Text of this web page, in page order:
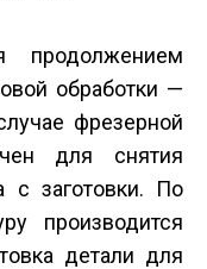
продолжением
обработки —
фрезерной
для снятия
с заготовки. По
производится
детали для